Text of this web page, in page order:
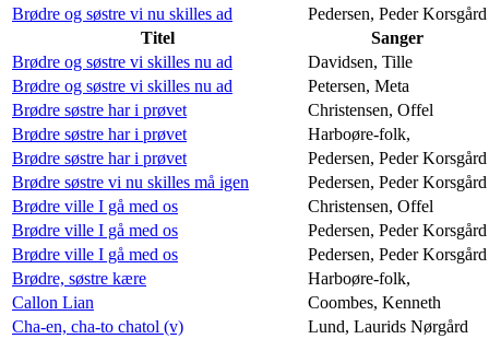
Brødre og søstre vi nu skilles ad
Pedersen, Peder Korsgård
Titel
Sanger
Brødre og søstre vi skilles nu ad
Davidsen, Tille
Brødre og søstre vi skilles nu ad
Petersen, Meta
Brødre søstre har i prøvet
Christensen, Offel
Brødre søstre har i prøvet
Harboøre-folk,
Brødre søstre har i prøvet
Pedersen, Peder Korsgård
Brødre søstre vi nu skilles må igen
Pedersen, Peder Korsgård
Brødre ville I gå med os
Christensen, Offel
Brødre ville I gå med os
Pedersen, Peder Korsgård
Brødre ville I gå med os
Pedersen, Peder Korsgård
Brødre, søstre kære
Harboøre-folk,
Callon Lian
Coombes, Kenneth
Cha-en, cha-to chatol (v)
Lund, Laurids Nørgård